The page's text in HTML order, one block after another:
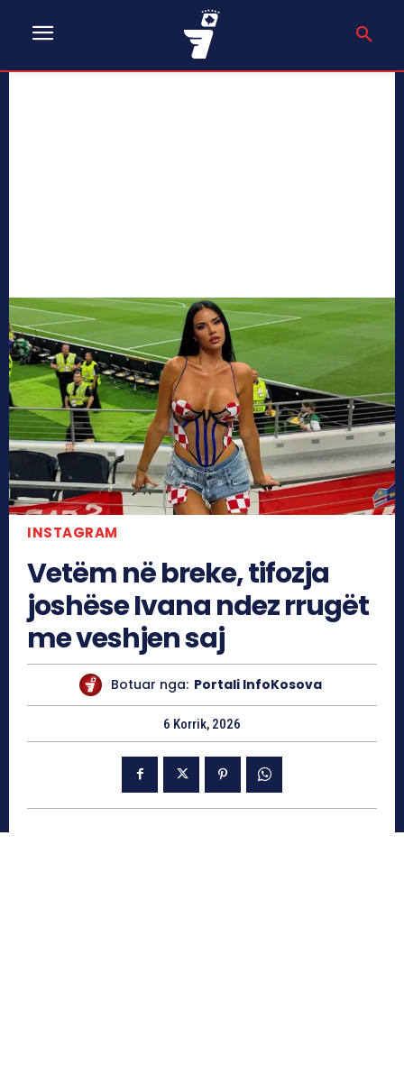
INSTAGRAM
Vetëm në breke, tifozja
joshëse Ivana ndez rrugët
me veshjen saj
Botuar nga: Portali InfoKosova
6 Korrik, 2026